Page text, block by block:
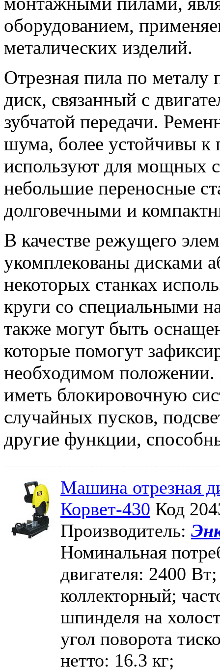
оборудованием,
металических изделий.
Отрезная пила по металу
диск, связанный с
зубчатой передачи.
шума, более устойчивы к
используют для мощных
небольшие переносные
долговечными и
В качестве режущего
укомплекованы дисками
некоторых станках
круги со специальными
также могут быть
которые помогут
необходимом
иметь блокировочную
случайных пусков,
другие функции,
Машина отрезная
Корвет-430 Код
Производитель:
Номинальная
двигателя: 2400
коллекторный;
шпинделя на
угол поворота
нетто: 16.3 кг;